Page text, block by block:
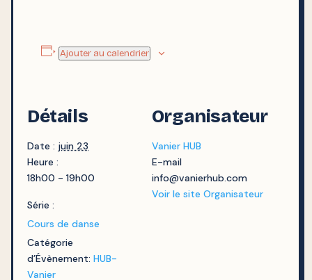
Ajouter au calendrier
Détails
Date : juin 23
Heure :
18h00 - 19h00
Série :
Cours de danse
Catégorie
d’Évènement: HUB-
Vanier
Organisateur
Vanier HUB
E-mail
info@vanierhub.com
Voir le site Organisateur